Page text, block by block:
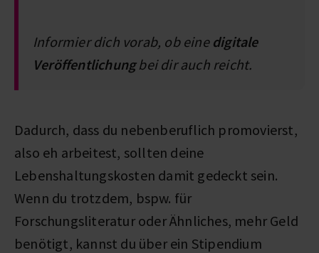
Informier dich vorab, ob eine digitale
Veröffentlichungbei dir auch reicht.
Dadurch, dass du nebenberuflich promovierst,
also eh arbeitest, sollten deine
Lebenshaltungskosten damit gedeckt sein.
Wenn du trotzdem, bspw. für
Forschungsliteratur oder Ähnliches, mehr Geld
benötigt, kannst du über ein Stipendium